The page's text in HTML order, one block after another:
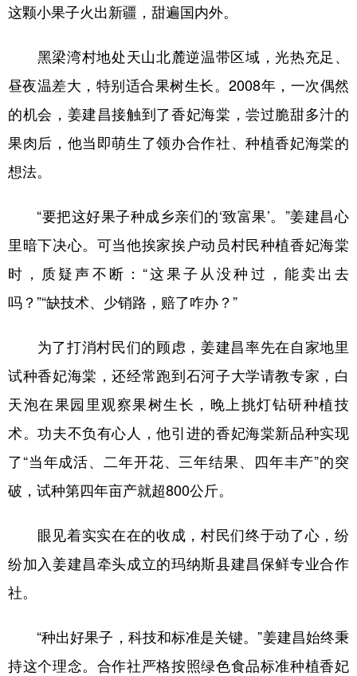
四川 贵州 云南
陕西 甘肃 青海 宁夏
新疆 内蒙古 黑龙江
多语种频道
Русский язык 日本語 한국어
Deutsch Português
这颗小果子火出新疆，甜遍国内外。
黑梁湾村地处天山北麓逆温带区域，光热充足、
昼夜温差大，特别适合果树生长。2008年，一次偶然
的机会，姜建昌接触到了香妃海棠，尝过脆甜多汁的
果肉后，他当即萌生了领办合作社、种植香妃海棠的
想法。
“要把这好果子种成乡亲们的‘致富果’。”姜建昌心
里暗下决心。可当他挨家挨户动员村民种植香妃海棠
时，质疑声不断：“这果子从没种过，能卖出去
吗？”“缺技术、少销路，赔了咋办？”
为了打消村民们的顾虑，姜建昌率先在自家地里
试种香妃海棠，还经常跑到石河子大学请教专家，白
天泡在果园里观察果树生长，晚上挑灯钻研种植技
术。功夫不负有心人，他引进的香妃海棠新品种实现
了“当年成活、二年开花、三年结果、四年丰产”的突
破，试种第四年亩产就超800公斤。
眼见着实实在在的收成，村民们终于动了心，纷
纷加入姜建昌牵头成立的玛纳斯县建昌保鲜专业合作
社。
“种出好果子，科技和标准是关键。”姜建昌始终秉
持这个理念。合作社严格按照绿色食品标准种植香妃